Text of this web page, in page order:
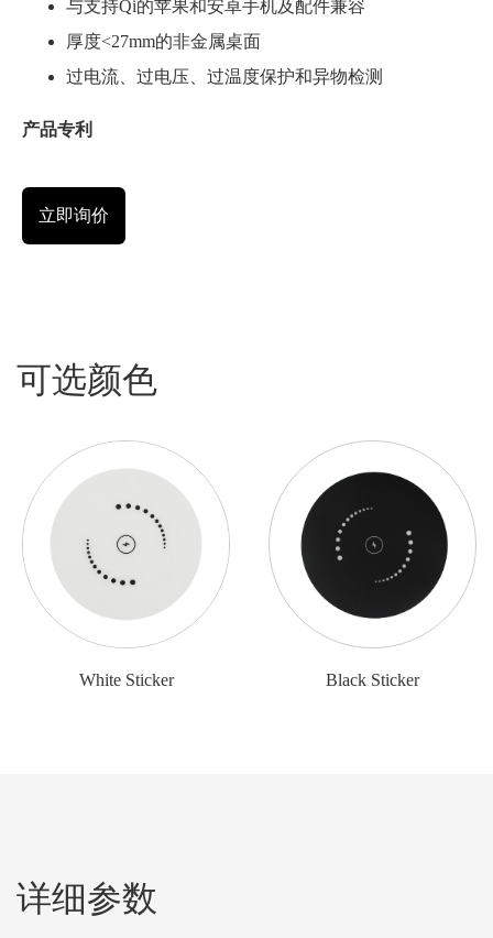
与支持Qi的苹果和安卓手机及配件兼容
厚度<27mm的非金属桌面
过电流、过电压、过温度保护和异物检测
产品专利
立即询价
可选颜色
White Sticker Black Sticker
详细参数